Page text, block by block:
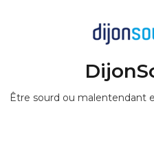
Être sourd ou malentendant